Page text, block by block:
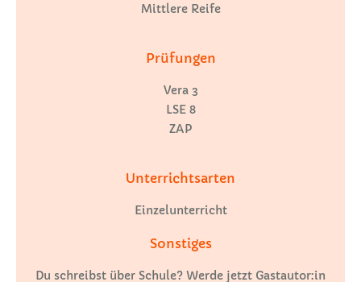
Mittlere Reife
Prüfungen
Vera 3
LSE 8
ZAP
Unterrichtsarten
Einzelunterricht
Sonstiges
Du schreibst über Schule? Werde jetzt Gastautor:in